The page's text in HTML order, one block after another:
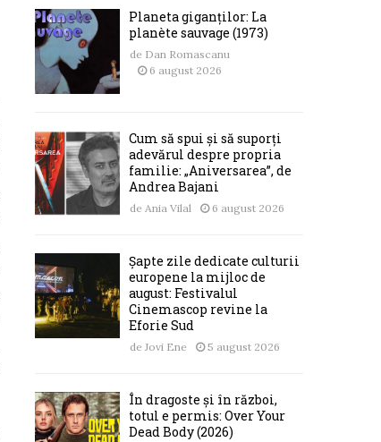
Planeta giganților: La
planète sauvage (1973)
de Dan Romascanu
6 august 2026
Cum să spui și să suporți
adevărul despre propria
familie: „Aniversarea”, de
Andrea Bajani
de Ania Vilal 6 august 2026
Șapte zile dedicate culturii
europene la mijloc de
august: Festivalul
Cinemascop revine la
Eforie Sud
de Jovi Ene 5 august 2026
În dragoste și în război,
totul e permis: Over Your
Dead Body (2026)